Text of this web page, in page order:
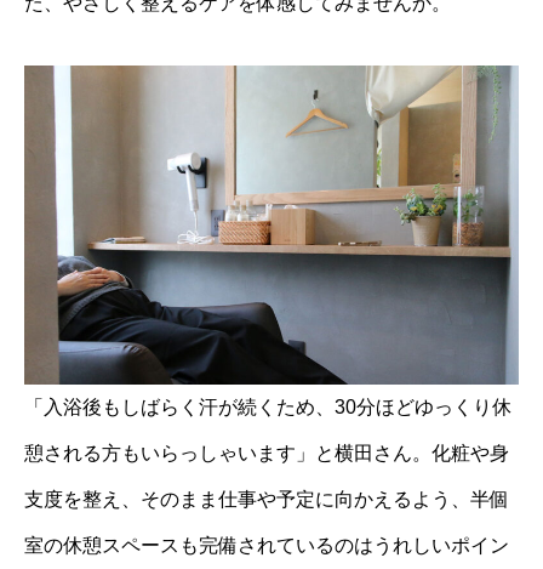
「入浴後もしばらく汗が続くため、30分ほどゆっくり休
憩される方もいらっしゃいます」と横田さん。化粧や身
支度を整え、そのまま仕事や予定に向かえるよう、半個
室の休憩スペースも完備されているのはうれしいポイン